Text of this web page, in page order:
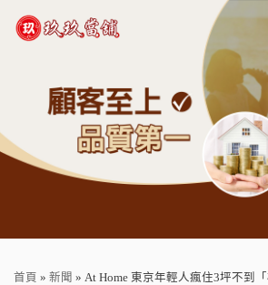
content
首頁 » 新聞 » At Home 東京年輕人瘋住3坪不到